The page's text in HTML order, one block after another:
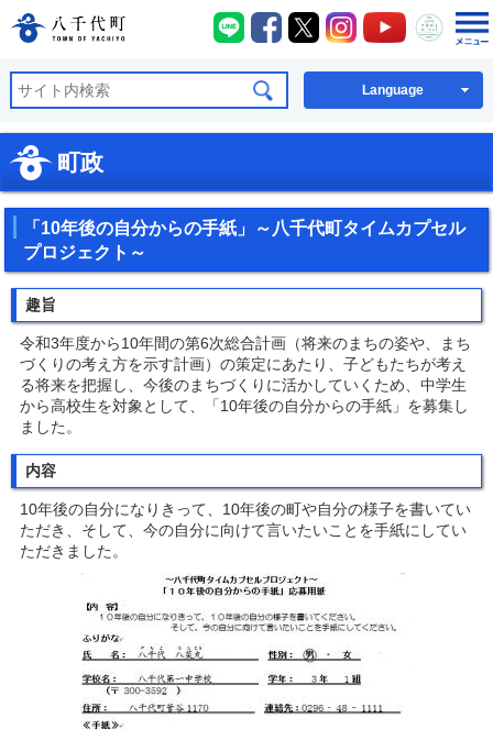
八千代町公式ホームページ
八千代町LINE
八千代町Facebook
八千代町X八千代町Instagram
八千代町
八千
Language
町政
「10年後の自分からの手紙」～八千代町タイムカプセル
プロジェクト～
趣旨
令和3年度から10年間の第6次総合計画（将来のまちの姿や、まち
づくりの考え方を示す計画）の策定にあたり、子どもたちが考え
る将来を把握し、今後のまちづくりに活かしていくため、中学生
から高校生を対象として、「10年後の自分からの手紙」を募集し
ました。
内容
10年後の自分になりきって、10年後の町や自分の様子を書いてい
ただき、そして、今の自分に向けて言いたいことを手紙にしてい
ただきました。